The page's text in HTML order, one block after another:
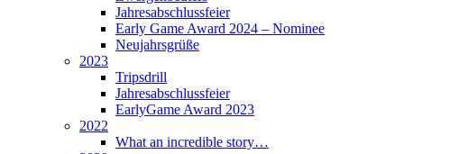
Jahresabschlussfeier
Early Game Award 2024 – Nominee
Neujahrsgrüße
2023
Tripsdrill
Jahresabschlussfeier
EarlyGame Award 2023
2022
What an incredible story…